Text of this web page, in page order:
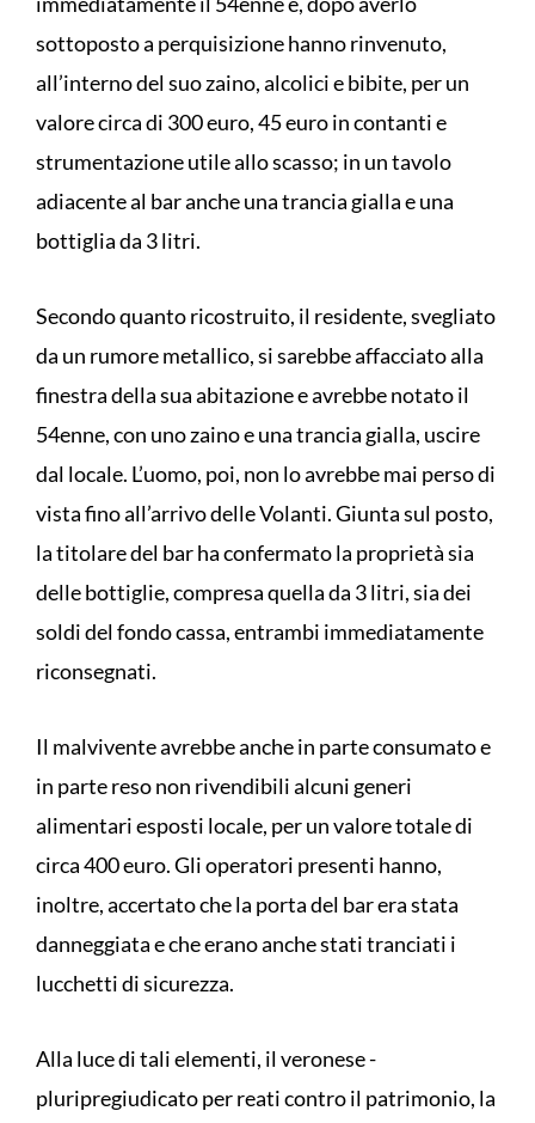
sottoposto a perquisizione hanno rinvenuto,
all’interno del suo zaino, alcolici e bibite, per un
valore circa di 300 euro, 45 euro in contanti e
strumentazione utile allo scasso; in un tavolo
adiacente al bar anche una trancia gialla e una
bottiglia da 3 litri.
Secondo quanto ricostruito, il residente, svegliato
da un rumore metallico, si sarebbe affacciato alla
finestra della sua abitazione e avrebbe notato il
54enne, con uno zaino e una trancia gialla, uscire
dal locale. L’uomo, poi, non lo avrebbe mai perso di
vista fino all’arrivo delle Volanti. Giunta sul posto,
la titolare del bar ha confermato la proprietà sia
delle bottiglie, compresa quella da 3 litri, sia dei
soldi del fondo cassa, entrambi immediatamente
riconsegnati.
Il malvivente avrebbe anche in parte consumato e
in parte reso non rivendibili alcuni generi
alimentari esposti locale, per un valore totale di
circa 400 euro. Gli operatori presenti hanno,
inoltre, accertato che la porta del bar era stata
danneggiata e che erano anche stati tranciati i
lucchetti di sicurezza.
Alla luce di tali elementi, il veronese -
pluripregiudicato per reati contro il patrimonio, la